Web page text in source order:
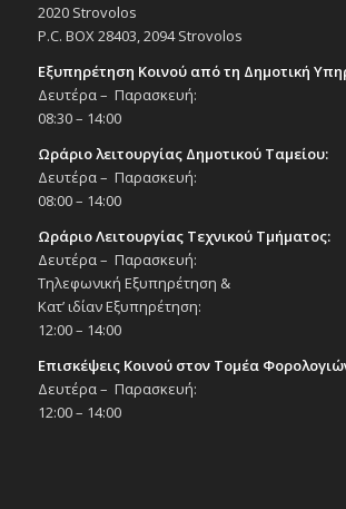
2020 Strovolos
P.C. BOX 28403, 2094 Strovolos
Εξυπηρέτηση Κοινού από τη Δημοτική
Δευτέρα – Παρασκευή:
08:30 – 14:00
Ωράριο λειτουργίας Δημοτικού Ταμείου:
Δευτέρα – Παρασκευή:
08:00 – 14:00
Ωράριο Λειτουργίας Τεχνικού Τμήματος:
Δευτέρα – Παρασκευή:
Τηλεφωνική Εξυπηρέτηση &
Κατ’ ιδίαν Εξυπηρέτηση:
12:00 – 14:00
Επισκέψεις Κοινού στον Τομέα
Δευτέρα – Παρασκευή:
12:00 – 14:00